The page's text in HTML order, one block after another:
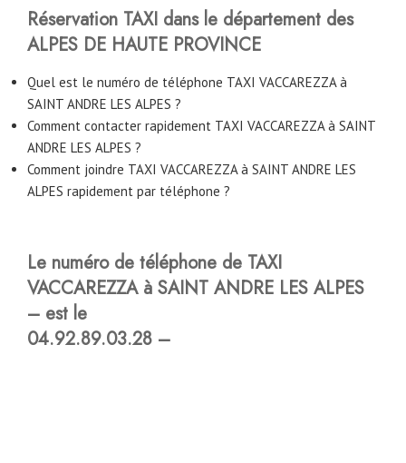
Réservation TAXI dans le département des
ALPES DE HAUTE PROVINCE
Quel est le numéro de téléphone TAXI VACCAREZZA à
SAINT ANDRE LES ALPES ?
Comment contacter rapidement TAXI VACCAREZZA à SAINT
ANDRE LES ALPES ?
Comment joindre TAXI VACCAREZZA à SAINT ANDRE LES
ALPES rapidement par téléphone ?
Le numéro de téléphone de TAXI
VACCAREZZA à SAINT ANDRE LES ALPES
– est le
04.92.89.03.28 –